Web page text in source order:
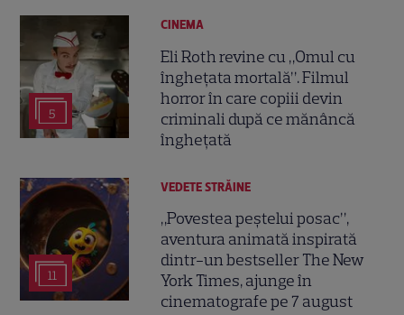
5
CINEMA
Eli Roth revine cu „Omul cu
înghețata mortală”. Filmul
horror în care copiii devin
criminali după ce mănâncă
înghețată
11
VEDETE STRĂINE
„Povestea peștelui posac”,
aventura animată inspirată
dintr-un bestseller The New
York Times, ajunge în
cinematografe pe 7 august